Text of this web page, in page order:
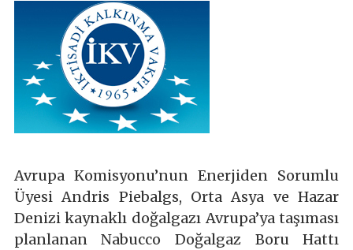
Avrupa Komisyonu’nun Enerjiden Sorumlu
Üyesi Andris Piebalgs, Orta Asya ve Hazar
Denizi kaynaklı doğalgazı Avrupa’ya taşıması
planlanan Nabucco Doğalgaz Boru Hattı